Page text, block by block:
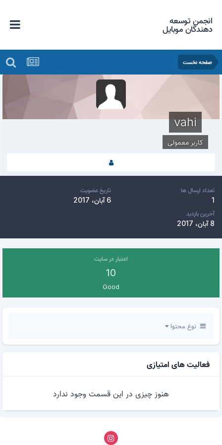
انجمن توسعه
دهندگان موبایل
صفحه نخست
vahi
کاربر معمولی
تعداد ارسال ها تاریخ عضویت
6 آبان، 2017
آخرین بازدید
8 آبان، 2017
اعتبار در سایت
10
Good
نوع محتوا
فعالیت های امتیازی
هنوز چیزی در این قسمت وجود ندارد